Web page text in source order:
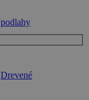
podlahy
Drevené